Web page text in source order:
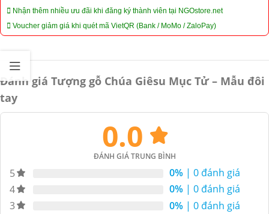
Nhận thêm nhiều ưu đãi khi đăng ký thành viên tại NGOstore.net
Voucher giảm giá khi quét mã VietQR (Bank / MoMo / ZaloPay)
Đánh giá Tượng gỗ Chúa Giêsu Mục Tử – Mẫu đôi
tay
0.0
ĐÁNH GIÁ TRUNG BÌNH
5 0% | 0 đánh giá
4
0% | 0 đánh giá
3
0% | 0 đánh giá